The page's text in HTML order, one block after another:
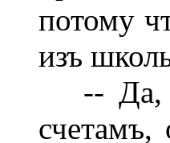
потому
изъ
-- Да,
счетамъ,